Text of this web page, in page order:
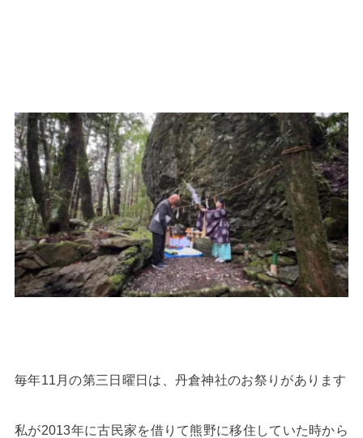
毎年11月の第三日曜日は、丹倉神社のお祭りがあります
私が2013年に古民家を借りて熊野に移住していた時から